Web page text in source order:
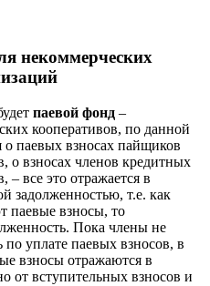
некоммерческих
паевой фонд –
кооперативов, по данной
о паевых взносах пайщиков
о взносах членов кредитных
– все это отражается в
задолженностью, т.е. как
паевые взносы, то
Пока члены не
уплате паевых взносов, в
взносы отражаются в
от вступительных взносов и